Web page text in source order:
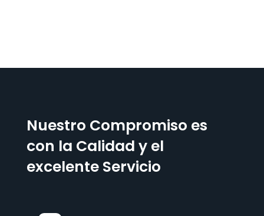
Nuestro Compromiso es
con la Calidad y el
excelente Servicio